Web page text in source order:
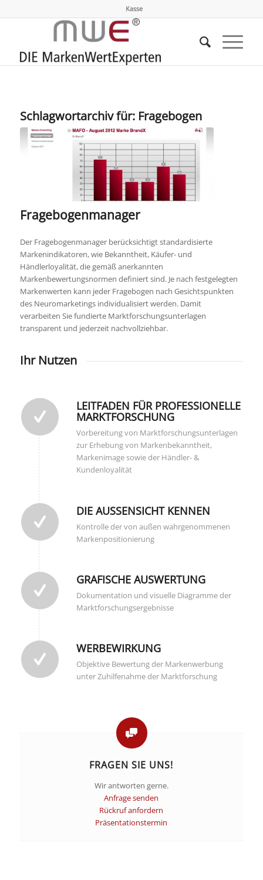
Kasse
Schlagwortarchiv für: Fragebogen
Fragebogenmanager
Der Fragebogenmanager berücksichtigt standardisierte
Markenindikatoren, wie Bekanntheit, Käufer- und
Händlerloyalität, die gemäß anerkannten
Markenbewertungsnormen definiert sind. Je nach festgelegten
Markenwerten kann jeder Fragebogen nach Gesichtspunkten
des Neuromarketings individualisiert werden. Damit
verarbeiten Sie fundierte Marktforschungsunterlagen
transparent und jederzeit nachvollziehbar.
Ihr Nutzen
LEITFADEN FÜR PROFESSIONELLE
MARKTFORSCHUNG
Vorbereitung von Marktforschungsunterlagen
zur Erhebung von Markenbekanntheit,
Markenimage sowie der Händler- &
Kundenloyalität
DIE AUSSENSICHT KENNEN
Kontrolle der von außen wahrgenommenen
Markenpositionierung
GRAFISCHE AUSWERTUNG
Dokumentation und visuelle Diagramme der
Marktforschungsergebnisse
WERBEWIRKUNG
Objektive Bewertung der Markenwerbung
unter Zuhilfenahme der Marktforschung
FRAGEN SIE UNS!
Wir antworten gerne.
Anfrage senden
Rückruf anfordern
Präsentationstermin